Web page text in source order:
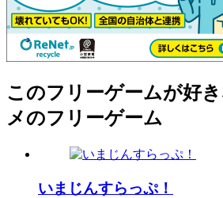
このフリーゲームが好
メのフリーゲーム
いまじんすらっぷ！